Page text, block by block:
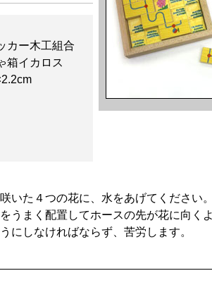
カー木工組合
箱イカロス
いた４つの花に、水をあげてください
うまく配置してホースの先が花に向く
にしなければならず、苦労します。